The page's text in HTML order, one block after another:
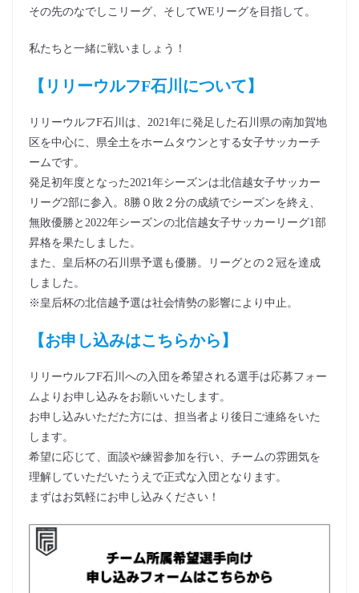
その先のなでしこリーグ、そしてWEリーグを目指して。
私たちと一緒に戦いましょう！
【リリーウルフF石川について】
リリーウルフF石川は、2021年に発足した石川県の南加賀地
区を中心に、県全土をホームタウンとする女子サッカーチ
ームです。
発足初年度となった2021年シーズンは北信越女子サッカー
リーグ2部に参入。8勝０敗２分の成績でシーズンを終え、
無敗優勝と2022年シーズンの北信越女子サッカーリーグ1部
昇格を果たしました。
また、皇后杯の石川県予選も優勝。リーグとの２冠を達成
しました。
※皇后杯の北信越予選は社会情勢の影響により中止。
【お申し込みはこちらから】
リリーウルフF石川への入団を希望される選手は応募フォー
ムよりお申し込みをお願いいたします。
お申し込みいただた方には、担当者より後日ご連絡をいた
します。
希望に応じて、面談や練習参加を行い、チームの雰囲気を
理解していただいたうえで正式な入団となります。
まずはお気軽にお申し込みください！